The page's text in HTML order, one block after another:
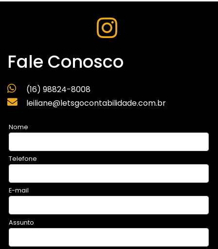
Fale Conosco
(16) 98824-8008
leiliane@letsgocontabilidade.com.br
Nome
Telefone
E-mail
Assunto